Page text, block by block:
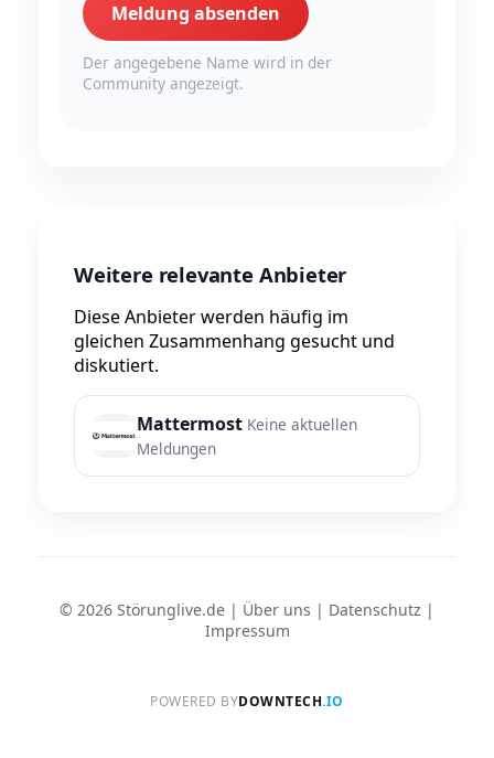
Meldung absenden
Der angegebene Name wird in der
Community angezeigt.
Weitere relevante Anbieter
Diese Anbieter werden häufig im
gleichen Zusammenhang gesucht und
diskutiert.
Mattermost Keine aktuellen
Meldungen
© 2026 Störunglive.de | Über uns | Datenschutz |
Impressum
POWERED BYDOWNTECH.IO